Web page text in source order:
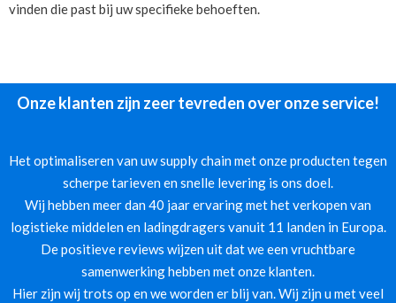
vinden die past bij uw specifieke behoeften.
Onze klanten zijn zeer tevreden over onze service!
Het optimaliseren van uw supply chain met onze producten tegen
scherpe tarieven en snelle levering is ons doel.
Wij hebben meer dan 40 jaar ervaring met het verkopen van
logistieke middelen en ladingdragers vanuit 11 landen in Europa.
De positieve reviews wijzen uit dat we een vruchtbare
samenwerking hebben met onze klanten.
Hier zijn wij trots op en we worden er blij van. Wij zijn u met veel